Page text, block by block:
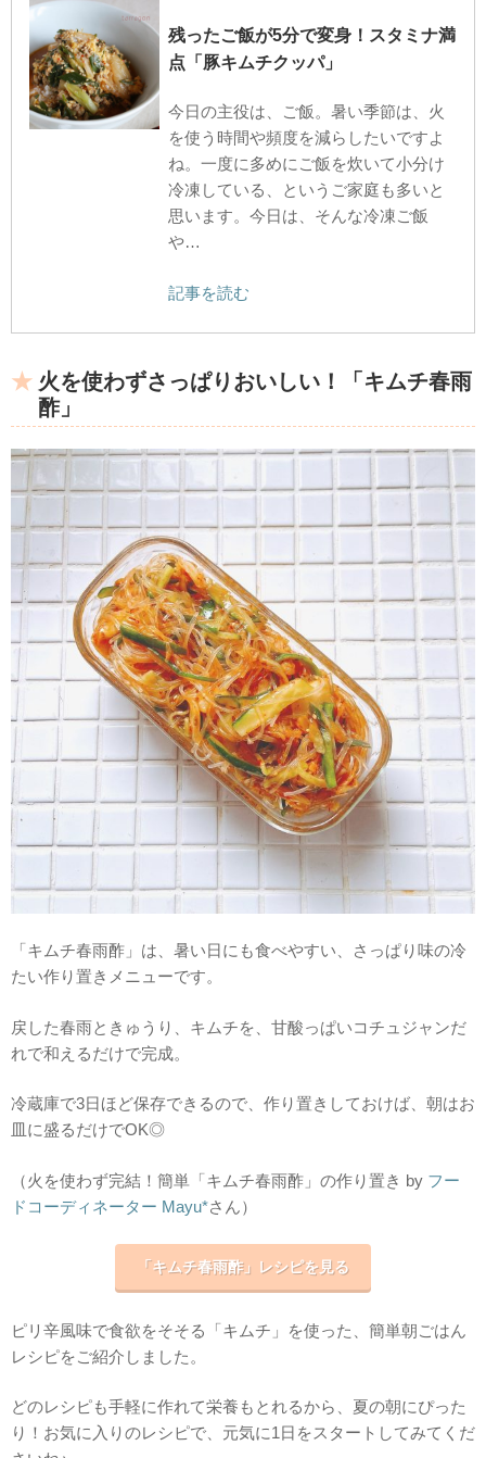
残ったご飯が5分で変身！スタミナ満
点「豚キムチクッパ」
今日の主役は、ご飯。暑い季節は、火
を使う時間や頻度を減らしたいですよ
ね。一度に多めにご飯を炊いて小分け
冷凍している、というご家庭も多いと
思います。今日は、そんな冷凍ご飯
や…
記事を読む
火を使わずさっぱりおいしい！「キムチ春雨
酢」
「キムチ春雨酢」は、暑い日にも食べやすい、さっぱり味の冷
たい作り置きメニューです。
戻した春雨ときゅうり、キムチを、甘酸っぱいコチュジャンだ
れで和えるだけで完成。
冷蔵庫で3日ほど保存できるので、作り置きしておけば、朝はお
皿に盛るだけでOK◎
（火を使わず完結！簡単「キムチ春雨酢」の作り置き by フー
ドコーディネーター Mayu*さん）
「キムチ春雨酢」レシピを見る
ピリ辛風味で食欲をそそる「キムチ」を使った、簡単朝ごはん
レシピをご紹介しました。
どのレシピも手軽に作れて栄養もとれるから、夏の朝にぴった
り！お気に入りのレシピで、元気に1日をスタートしてみてくだ